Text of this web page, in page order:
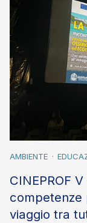
AMBIENTE
CINEPROF
competenze
viaggio tra